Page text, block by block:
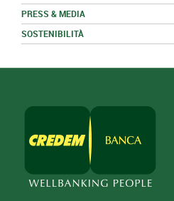
PRESS & MEDIA
SOSTENIBILITÀ